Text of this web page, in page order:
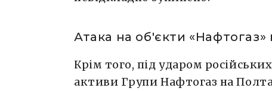
Атака на об'єкти
Крім того, під ударом
активи Групи Нафтогаз на